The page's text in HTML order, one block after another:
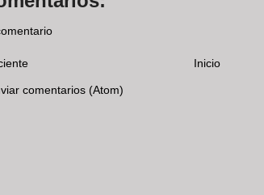
Inicio
comentarios (Atom)